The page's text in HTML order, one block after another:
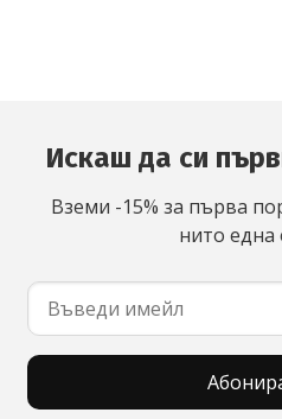
Искаш да си
Вземи -15% за първа
нито една